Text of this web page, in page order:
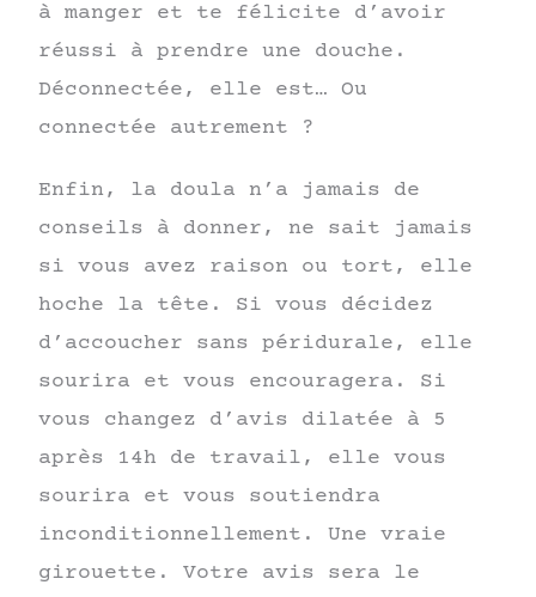
à manger et te félicite d’avoir
réussi à prendre une douche.
Déconnectée, elle est… Ou
connectée autrement ?
Enfin, la doula n’a jamais de
conseils à donner, ne sait jamais
si vous avez raison ou tort, elle
hoche la tête. Si vous décidez
d’accoucher sans péridurale, elle
sourira et vous encouragera. Si
vous changez d’avis dilatée à 5
après 14h de travail, elle vous
sourira et vous soutiendra
inconditionnellement. Une vraie
girouette. Votre avis sera le